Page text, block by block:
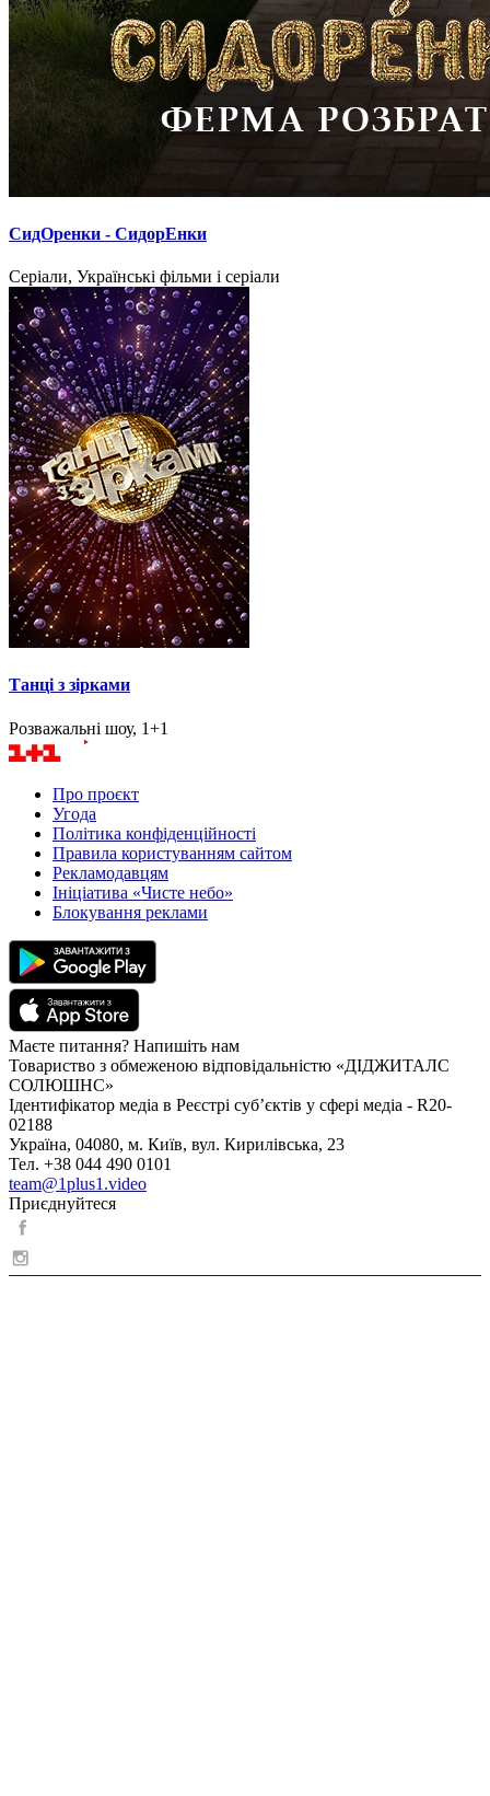
СидОренки - СидорЕнки
Серіали, Українські фільми і серіали
Танці з зірками
Розважальні шоу, 1+1
Про проєкт
Угода
Політика конфіденційності
Правила користуванням сайтом
Рекламодавцям
Ініціатива «Чисте небо»
Блокування реклами
Маєте питання? Напишіть нам
Товариство з обмеженою відповідальністю «ДІДЖИТАЛС
СОЛЮШНС»
Ідентифікатор медіа в Реєстрі суб’єктів у сфері медіа - R20-
02188
Україна, 04080, м. Київ, вул. Кирилівська, 23
Тел. +38 044 490 0101
team@1plus1.video
Приєднуйтеся